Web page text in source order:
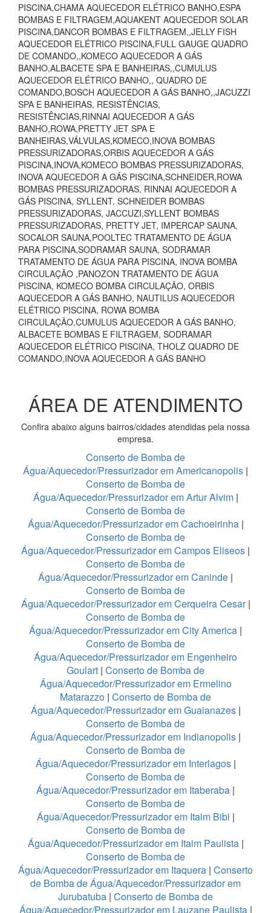
PISCINA,CHAMA AQUECEDOR ELÉTRICO BANHO,ESPA
BOMBAS E FILTRAGEM,AQUAKENT AQUECEDOR SOLAR
PISCINA,DANCOR BOMBAS E FILTRAGEM,,JELLY FISH
AQUECEDOR ELÉTRICO PISCINA,FULL GAUGE QUADRO
DE COMANDO,,KOMECO AQUECEDOR A GÁS
BANHO,ALBACETE SPA E BANHEIRAS,,CUMULUS
AQUECEDOR ELÉTRICO BANHO,, QUADRO DE
COMANDO,BOSCH AQUECEDOR A GÁS BANHO,,JACUZZI
SPA E BANHEIRAS, RESISTÊNCIAS,
RESISTÊNCIAS,RINNAI AQUECEDOR A GÁS
BANHO,ROWA,PRETTY JET SPA E
BANHEIRAS,VÁLVULAS,KOMECO,INOVA BOMBAS
PRESSURIZADORAS,ORBIS AQUECEDOR A GÁS
PISCINA,INOVA,KOMECO BOMBAS PRESSURIZADORAS,
INOVA AQUECEDOR A GÁS PISCINA,SCHNEIDER,ROWA
BOMBAS PRESSURIZADORAS, RINNAI AQUECEDOR A
GÁS PISCINA, SYLLENT, SCHNEIDER BOMBAS
PRESSURIZADORAS, JACCUZI,SYLLENT BOMBAS
PRESSURIZADORAS, PRETTY JET, IMPERCAP SAUNA,
SOCALOR SAUNA,POOLTEC TRATAMENTO DE ÁGUA
PARA PISCINA,SODRAMAR SAUNA, SODRAMAR
TRATAMENTO DE ÁGUA PARA PISCINA, INOVA BOMBA
CIRCULAÇÃO ,PANOZON TRATAMENTO DE ÁGUA
PISCINA, KOMECO BOMBA CIRCULAÇÃO, ORBIS
AQUECEDOR A GÁS BANHO, NAUTILUS AQUECEDOR
ELÉTRICO PISCINA, ROWA BOMBA
CIRCULAÇÃO,CUMULUS AQUECEDOR A GÁS BANHO,
ALBACETE BOMBAS E FILTRAGEM, SODRAMAR
AQUECEDOR ELÉTRICO PISCINA, THOLZ QUADRO DE
COMANDO,INOVA AQUECEDOR A GÁS BANHO
ÁREA DE ATENDIMENTO
Confira abaixo alguns bairros/cidades atendidas pela nossa
empresa.
Conserto de Bomba de
Água/Aquecedor/Pressurizador em Americanopolis |
Conserto de Bomba de
Água/Aquecedor/Pressurizador em Artur Alvim |
Conserto de Bomba de
Água/Aquecedor/Pressurizador em Cachoeirinha|
Conserto de Bomba de
Água/Aquecedor/Pressurizador em Campos Eliseos |
Conserto de Bomba de
Água/Aquecedor/Pressurizador em Caninde |
Conserto de Bomba de
Água/Aquecedor/Pressurizador em Cerqueira Cesar|
Conserto de Bomba de
Água/Aquecedor/Pressurizador em City America |
Conserto de Bomba de
Água/Aquecedor/Pressurizador em Engenheiro
Goulart | Conserto de Bomba de
Água/Aquecedor/Pressurizador em Ermelino
Matarazzo | Conserto de Bomba de
Água/Aquecedor/Pressurizador em Guaianazes|
Conserto de Bomba de
Água/Aquecedor/Pressurizador em Indianopolis |
Conserto de Bomba de
Água/Aquecedor/Pressurizador em Interlagos|
Conserto de Bomba de
Água/Aquecedor/Pressurizador em Itaberaba |
Conserto de Bomba de
Água/Aquecedor/Pressurizador em Itaim Bibi |
Conserto de Bomba de
Água/Aquecedor/Pressurizador em Itaim Paulista |
Conserto de Bomba de
Água/Aquecedor/Pressurizador em Itaquera | Conserto
de Bomba de Água/Aquecedor/Pressurizador em
Jurubatuba | Conserto de Bomba de
Água/Aquecedor/Pressurizador em Lauzane Paulista |